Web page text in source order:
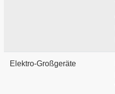
Elektro-Großgeräte